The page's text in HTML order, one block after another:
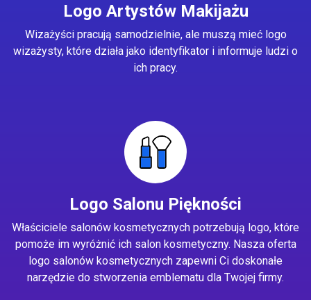
Logo Artystów Makijażu
Wizażyści pracują samodzielnie, ale muszą mieć logo
wizażysty, które działa jako identyfikator i informuje ludzi o
ich pracy.
Logo Salonu Piękności
Właściciele salonów kosmetycznych potrzebują logo, które
pomoże im wyróżnić ich salon kosmetyczny. Nasza oferta
logo salonów kosmetycznych zapewni Ci doskonałe
narzędzie do stworzenia emblematu dla Twojej firmy.